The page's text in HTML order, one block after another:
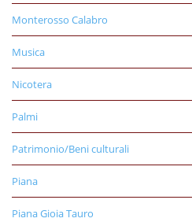
Monterosso Calabro
Musica
Nicotera
Palmi
Patrimonio/Beni culturali
Piana
Piana Gioia Tauro